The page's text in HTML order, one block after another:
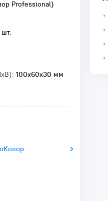
Professional)
100x60x30 мм